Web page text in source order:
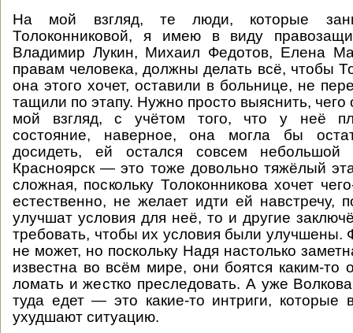
На мой взгляд, те люди, которые
Толоконниковой, я имею в виду
Владимир Лукин, Михаил Федотов, Елена
правам человека, должны делать всё, чтобы
она этого хочет, оставили в больнице, не
тащили по этапу. Нужно просто выяснить,
мой взгляд, с учётом того, что у неё
состояние, наверное, она могла бы
досидеть, ей остался совсем
Красноярск — это тоже довольно тяжёлый
сложная, поскольку Толоконникова хочет
естественно, не желает идти ей навстречу,
улучшат условия для неё, то и другие
требовать, чтобы их условия были
не может, но поскольку Надя настолько
известна во всём мире, они боятся каким-то
ломать и жестко преследовать. А уже
туда едет — это какие-то интриги, которые
ухудшают ситуацию.